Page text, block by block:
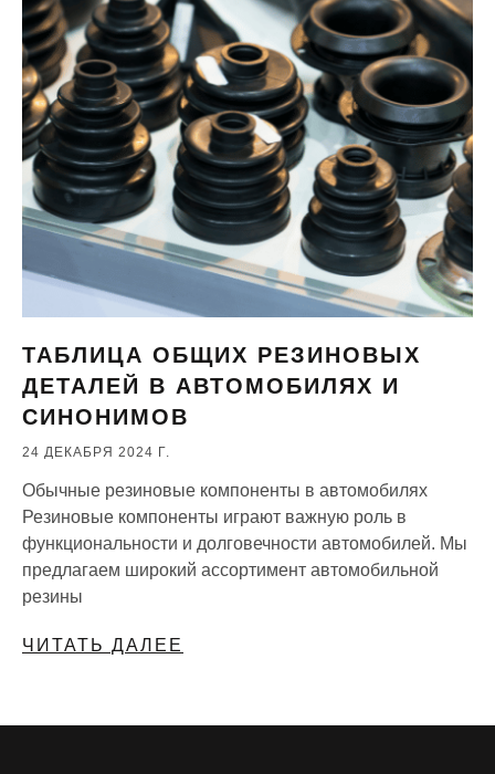
ТАБЛИЦА ОБЩИХ РЕЗИНОВЫХ
ДЕТАЛЕЙ В АВТОМОБИЛЯХ И
СИНОНИМОВ
24 ДЕКАБРЯ 2024 Г.
Обычные резиновые компоненты в автомобилях
Резиновые компоненты играют важную роль в
функциональности и долговечности автомобилей. Мы
предлагаем широкий ассортимент автомобильной
резины
ЧИТАТЬ ДАЛЕЕ